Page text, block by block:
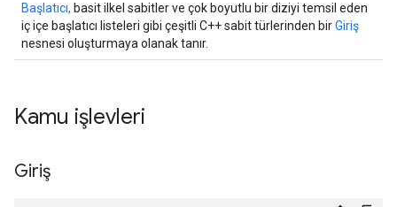
Başlatıcı, basit ilkel sabitler ve çok boyutlu bir diziyi temsil eden
iç içe başlatıcı listeleri gibi çeşitli C++ sabit türlerinden birGiriş
nesnesi oluşturmaya olanak tanır.
Kamu işlevleri
Giriş